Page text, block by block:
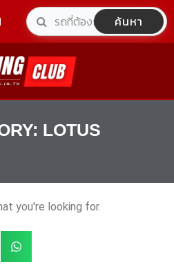
ค้นหา
LOTUS
you're looking for.